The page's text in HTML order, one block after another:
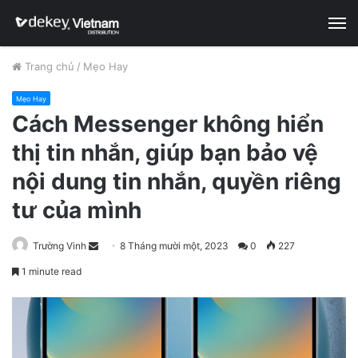
Trang chủ / Mẹo Hay
Mẹo Hay
Cách Messenger không hiển
thị tin nhắn, giúp bạn bảo vệ
nội dung tin nhắn, quyền riêng
tư của mình
Trường Vinh 8 Tháng mười một, 2023 0 227
1 minute read